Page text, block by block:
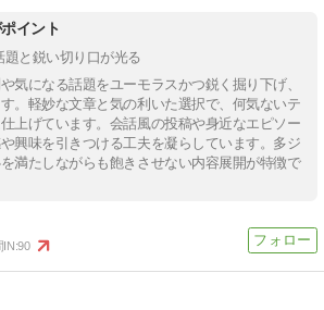
イント
題と鋭い切り口が光る
気になる話題をユーモラスかつ鋭く掘り下げ、
。軽妙な文章と気の利いた選択で、何気ないテ
上げています。会話風の投稿や身近なエピソー
興味を引きつける工夫を凝らしています。多ジ
満たしながらも飽きさせない内容展開が特徴で
IN:90